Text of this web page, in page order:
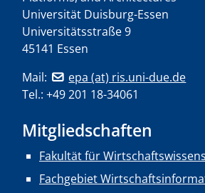
Universität Duisburg-Essen
Universitätsstraße 9
45141 Essen
Mail:
epa (at) ris.uni-due.de
Tel.: +49 201 18-34061
Mitgliedschaften
Fakultät für
Fachgebiet